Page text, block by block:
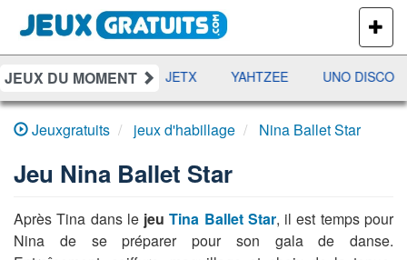
PLUS
DE
JEUX
JEUX DU MOMENT
DAMES RAMI JETX YAHTZEE UNO DISCO
Jeuxgratuits jeux d'habillage Nina Ballet Star
Jeu Nina Ballet Star
Après Tina dans le jeuTina Ballet Star, il est temps pour
Nina de se préparer pour son gala de danse.